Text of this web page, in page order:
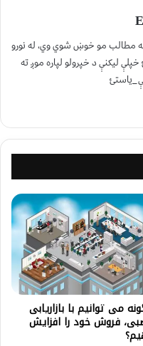
که مطالب مو خوښ شوي وي، له نورو
لیکنې د خپرولو لپاره موږ ته
می توانیم با بازاریابی
فروش خود را افزایش